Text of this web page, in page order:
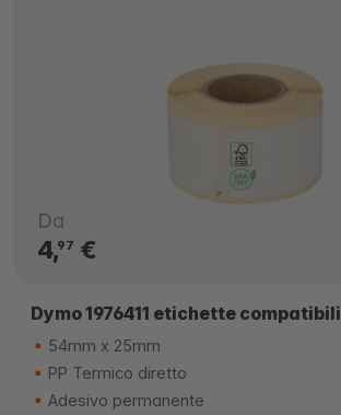
Da
4,97 €
Dymo 1976411 etichette compatibili
54mm x 25mm
PP Termico diretto
Adesivo permanente